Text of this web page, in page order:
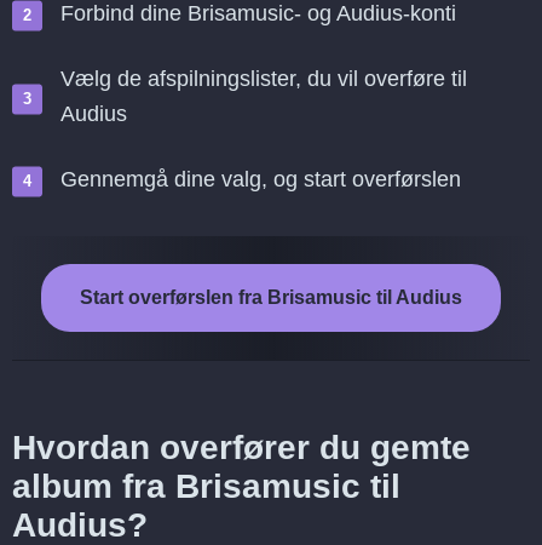
Forbind dine Brisamusic- og Audius-konti
Vælg de afspilningslister, du vil overføre til
Audius
Gennemgå dine valg, og start overførslen
Start overførslen fra Brisamusic til Audius
Hvordan overfører du gemte
album fra Brisamusic til
Audius?